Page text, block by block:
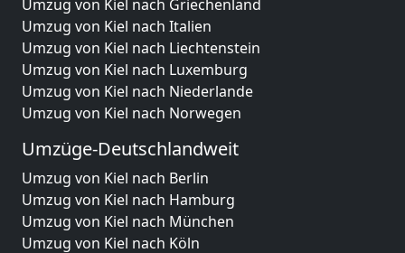
Umzug von Kiel nach Griechenland
Umzug von Kiel nach Italien
Umzug von Kiel nach Liechtenstein
Umzug von Kiel nach Luxemburg
Umzug von Kiel nach Niederlande
Umzug von Kiel nach Norwegen
Umzüge-Deutschlandweit
Umzug von Kiel nach Berlin
Umzug von Kiel nach Hamburg
Umzug von Kiel nach München
Umzug von Kiel nach Köln